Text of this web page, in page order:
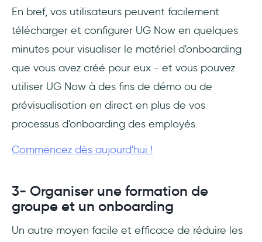
En bref, vos utilisateurs peuvent facilement
télécharger et configurer UG Now en quelques
minutes pour visualiser le matériel d'onboarding
que vous avez créé pour eux - et vous pouvez
utiliser UG Now à des fins de démo ou de
prévisualisation en direct en plus de vos
processus d'onboarding des employés.
Commencez dès aujourd'hui !
3- Organiser une formation de
groupe et un onboarding
Un autre moyen facile et efficace de réduire les